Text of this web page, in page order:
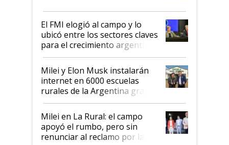
de Milei
El FMI elogió al campo y lo
ubicó entre los sectores claves
para el crecimiento argentino
Milei y Elon Musk instalarán
internet en 6000 escuelas
rurales de la Argentina gracias
a un acuerdo con Starlink
Milei en La Rural: el campo
apoyó el rumbo, pero sin
renunciar al reclamo por las